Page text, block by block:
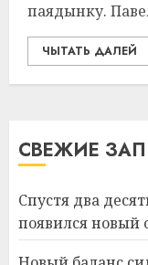
паядынку.
ЧЫТАТЬ ДАЛЕЙ
СВЕЖИЕ
Спустя два
появился новый